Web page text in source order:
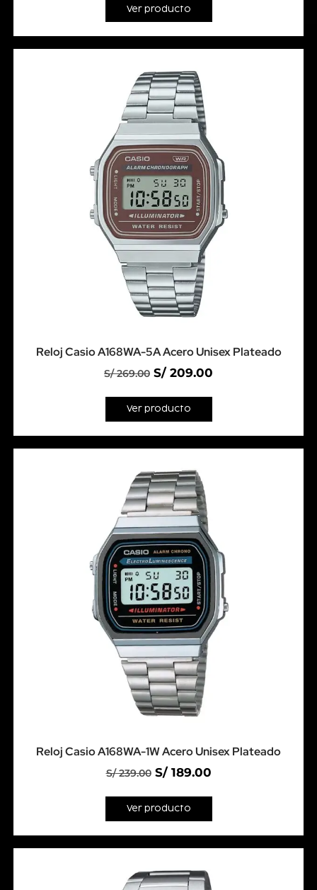
Ver producto
Reloj Casio A168WA-5A Acero Unisex Plateado
S/269.00 S/ 209.00
Ver producto
Reloj Casio A168WA-1W Acero Unisex Plateado
S/239.00 S/189.00
Ver producto